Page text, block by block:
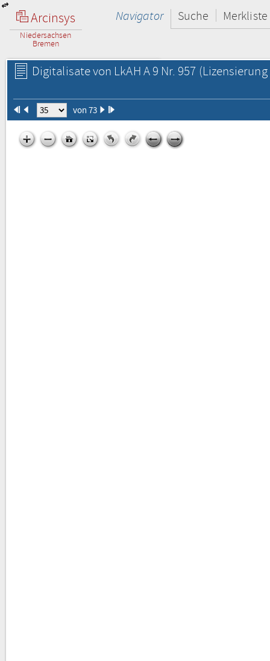
Arcinsys
Niedersachsen
Bremen
Navigator Suche Merkliste
Digitalisate von LkAH A 9 Nr. 957
von 73